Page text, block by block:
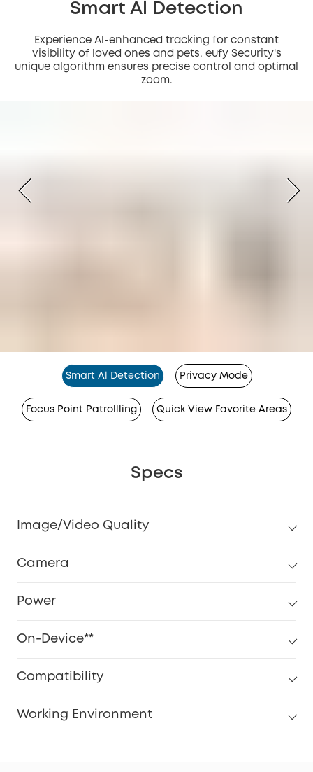
Smart Al Detection
Experience Al-enhanced tracking for constant
visibility of loved ones and pets. eufy Security's
unique algorithm ensures precise control and optimal
zoom.
Smart Al Detection Privacy Mode
Focus Point Patrollling Quick View Favorite Areas
Specs
Image/Video Quality
Camera
Power
On-Device**
Compatibility
Working Environment